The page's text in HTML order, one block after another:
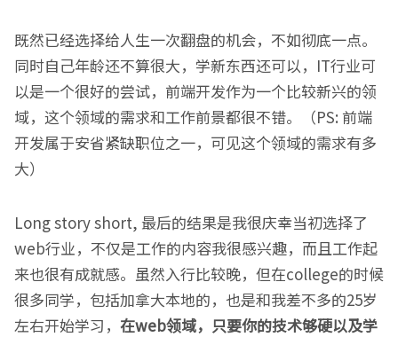
既然已经选择给人生一次翻盘的机会，不如彻底一点。
同时自己年龄还不算很大，学新东西还可以，IT行业可
以是一个很好的尝试，前端开发作为一个比较新兴的领
域，这个领域的需求和工作前景都很不错。（PS: 前端
开发属于安省紧缺职位之一，可见这个领域的需求有多
大）
Long story short, 最后的结果是我很庆幸当初选择了
web行业，不仅是工作的内容我很感兴趣，而且工作起
来也很有成就感。虽然入行比较晚，但在college的时候
很多同学，包括加拿大本地的，也是和我差不多的25岁
左右开始学习， 在web领域，只要你的技术够硬以及学